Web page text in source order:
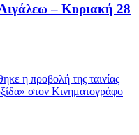
– Κυριακή 28